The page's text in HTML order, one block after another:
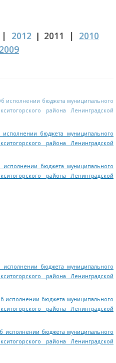
| 2012 | 2011 | 2010
2009
исполнении бюджета муниципального
района Ленинградской
бюджета муниципального
района Ленинградской
исполнении бюджета муниципального
района Ленинградской
исполнении бюджета муниципального
района Ленинградской
исполнении бюджета муниципального
района Ленинградской
исполнении бюджета муниципального
района Ленинградской